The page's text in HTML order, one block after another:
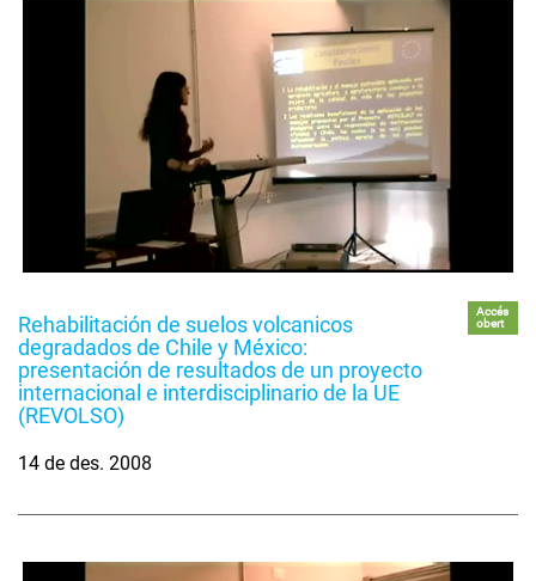
Rehabilitación de suelos volcanicos
degradados de Chile y México:
presentación de resultados de un proyecto
internacional e interdisciplinario de la UE
(REVOLSO)
Accés
obert
14 de des. 2008